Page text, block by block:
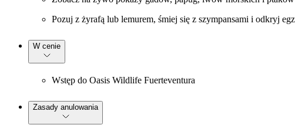
Pozuj z żyrafą lub lemurem, śmiej się z szympansami i odkryj
W cenie
Wstęp do Oasis Wildlife Fuerteventura
Zasady anulowania